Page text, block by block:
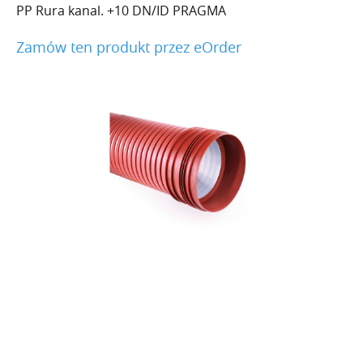
PP Rura kanal. +10 DN/ID PRAGMA
Zamów ten produkt przez eOrder